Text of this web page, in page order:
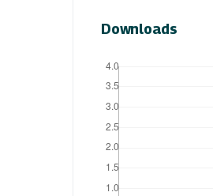
Downloads